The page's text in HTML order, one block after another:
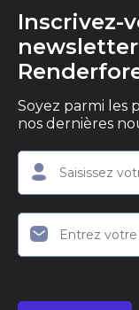
Inscrivez-
Soyez parmi les
nos dernières